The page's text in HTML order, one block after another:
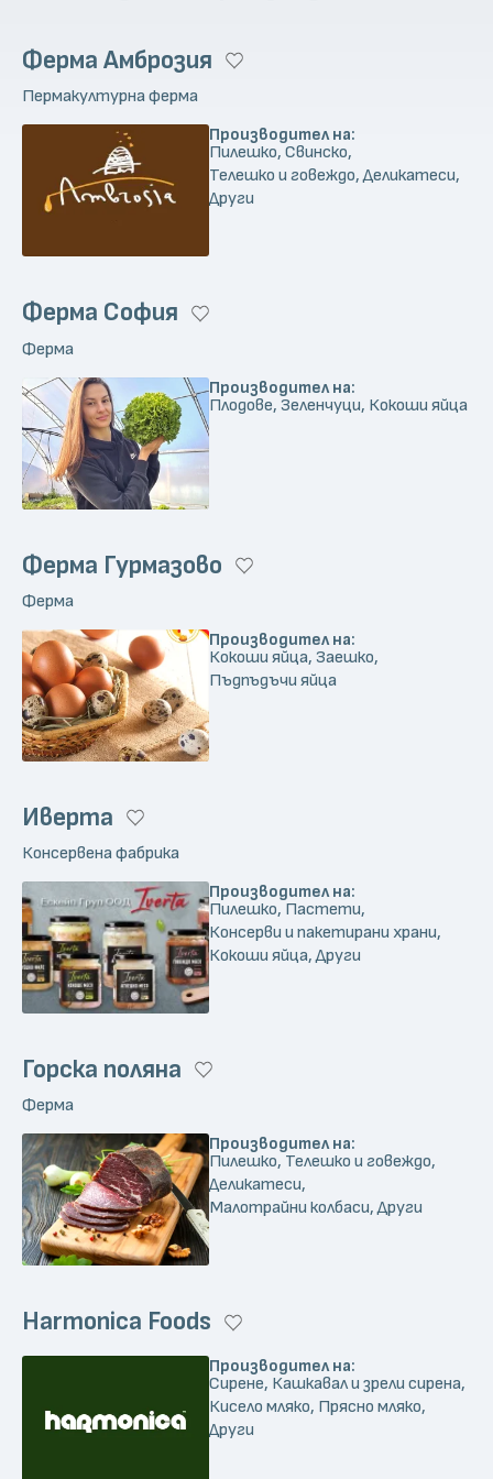
Ферма Амброзия
Пермакултурна ферма
Производител на:
Пилешко, Свинско,
Телешко и говеждо, Деликатеси,
Други
Ферма София
Ферма
Производител на:
Плодове, Зеленчуци, Кокоши яйца
Ферма Гурмазово
Ферма
Производител на:
Кокоши яйца, Заешко,
Пъдпъдъчи яйца
Иверта
Консервена фабрика
Производител на:
Пилешко, Пастети,
Консерви и пакетирани храни,
Кокоши яйца, Други
Горска поляна
Ферма
Производител на:
Пилешко, Телешко и говеждо,
Деликатеси,
Малотрайни колбаси, Други
Harmonica Foods
Производител на:
Сирене, Кашкавал и зрели сирена,
Кисело мляко, Прясно мляко,
Други